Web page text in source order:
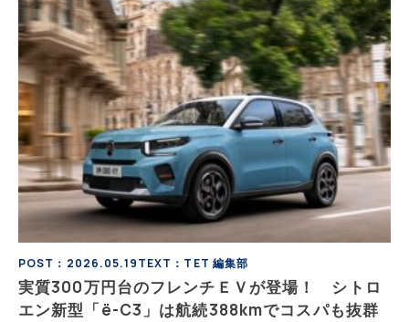
POST：2026.05.19TEXT：TET 編集部
実質300万円台のフレンチＥＶが登場！ シトロ
エン新型「ë-C3」は航続388kmでコスパも抜群